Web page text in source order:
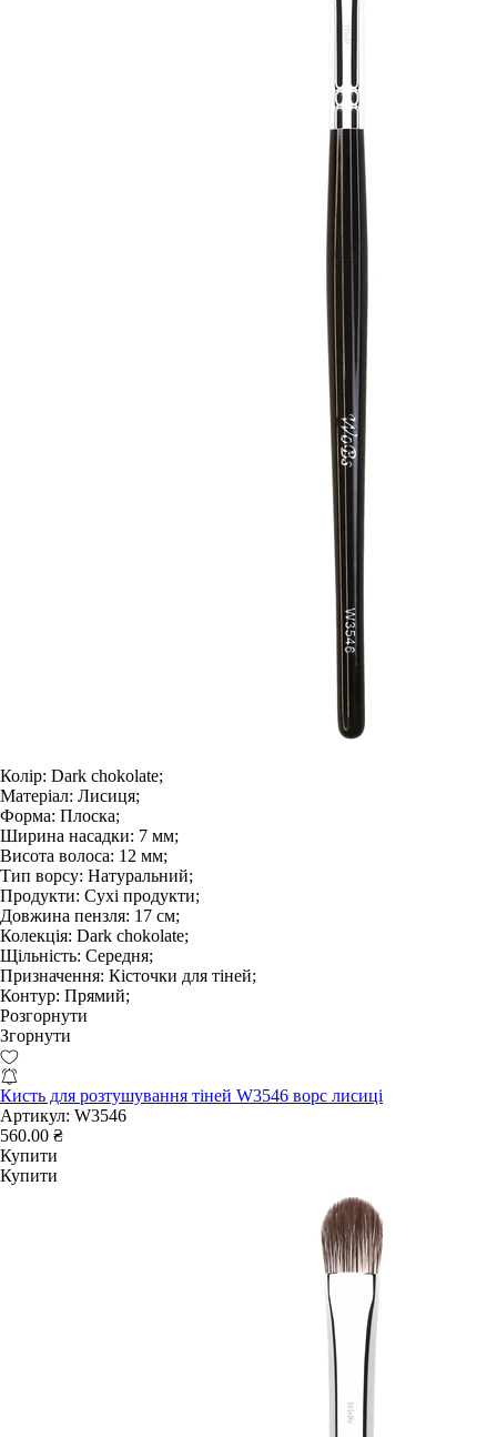
Колір: Dark chokolate;
Матеріал: Лисиця;
Форма: Плоска;
Ширина насадки: 7 мм;
Висота волоса: 12 мм;
Тип ворсу: Натуральний;
Продукти: Сухі продукти;
Довжина пензля: 17 см;
Колекція: Dark chokolate;
Щільність: Середня;
Призначення: Кісточки для тіней;
Контур: Прямий;
Розгорнути
Згорнути
Кисть для розтушування тіней W3546 ворс лисиці
Артикул: W3546
560.00 ₴
Купити
Купити